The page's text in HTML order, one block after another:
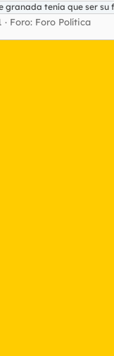
granada tenía que ser su
Foro: Foro Política